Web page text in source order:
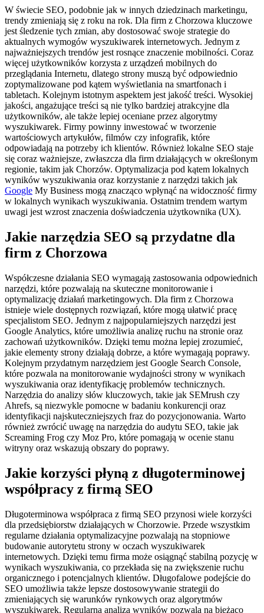
W świecie SEO, podobnie jak w innych dziedzinach marketingu,
trendy zmieniają się z roku na rok. Dla firm z Chorzowa kluczowe
jest śledzenie tych zmian, aby dostosować swoje strategie do
aktualnych wymogów wyszukiwarek internetowych. Jednym z
najważniejszych trendów jest rosnące znaczenie mobilności. Coraz
więcej użytkowników korzysta z urządzeń mobilnych do
przeglądania Internetu, dlatego strony muszą być odpowiednio
zoptymalizowane pod kątem wyświetlania na smartfonach i
tabletach. Kolejnym istotnym aspektem jest jakość treści. Wysokiej
jakości, angażujące treści są nie tylko bardziej atrakcyjne dla
użytkowników, ale także lepiej oceniane przez algorytmy
wyszukiwarek. Firmy powinny inwestować w tworzenie
wartościowych artykułów, filmów czy infografik, które
odpowiadają na potrzeby ich klientów. Również lokalne SEO staje
się coraz ważniejsze, zwłaszcza dla firm działających w określonym
regionie, takim jak Chorzów. Optymalizacja pod kątem lokalnych
wyników wyszukiwania oraz korzystanie z narzędzi takich jak
Google My Business mogą znacząco wpłynąć na widoczność firmy
w lokalnych wynikach wyszukiwania. Ostatnim trendem wartym
uwagi jest wzrost znaczenia doświadczenia użytkownika (UX).
Jakie narzędzia SEO są przydatne dla
firm z Chorzowa
Współczesne działania SEO wymagają zastosowania odpowiednich
narzędzi, które pozwalają na skuteczne monitorowanie i
optymalizację działań marketingowych. Dla firm z Chorzowa
istnieje wiele dostępnych rozwiązań, które mogą ułatwić pracę
specjalistom SEO. Jednym z najpopularniejszych narzędzi jest
Google Analytics, które umożliwia analizę ruchu na stronie oraz
zachowań użytkowników. Dzięki temu można lepiej zrozumieć,
jakie elementy strony działają dobrze, a które wymagają poprawy.
Kolejnym przydatnym narzędziem jest Google Search Console,
które pozwala na monitorowanie wydajności strony w wynikach
wyszukiwania oraz identyfikację problemów technicznych.
Narzędzia do analizy słów kluczowych, takie jak SEMrush czy
Ahrefs, są niezwykle pomocne w badaniu konkurencji oraz
identyfikacji najskuteczniejszych fraz do pozycjonowania. Warto
również zwrócić uwagę na narzędzia do audytu SEO, takie jak
Screaming Frog czy Moz Pro, które pomagają w ocenie stanu
witryny oraz wskazują obszary do poprawy.
Jakie korzyści płyną z długoterminowej
współpracy z firmą SEO
Długoterminowa współpraca z firmą SEO przynosi wiele korzyści
dla przedsiębiorstw działających w Chorzowie. Przede wszystkim
regularne działania optymalizacyjne pozwalają na stopniowe
budowanie autorytetu strony w oczach wyszukiwarek
internetowych. Dzięki temu firma może osiągnąć stabilną pozycję w
wynikach wyszukiwania, co przekłada się na zwiększenie ruchu
organicznego i potencjalnych klientów. Długofalowe podejście do
SEO umożliwia także lepsze dostosowywanie strategii do
zmieniających się warunków rynkowych oraz algorytmów
wyszukiwarek. Regularna analiza wyników pozwala na bieżąco